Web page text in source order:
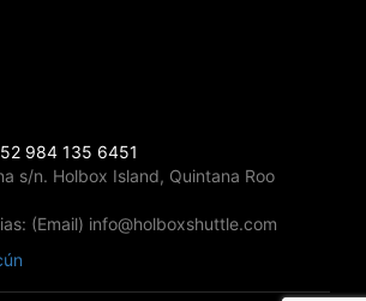
984 135 6451
s/n. Holbox Island, Quintana Roo
(Email) info@holboxshuttle.com